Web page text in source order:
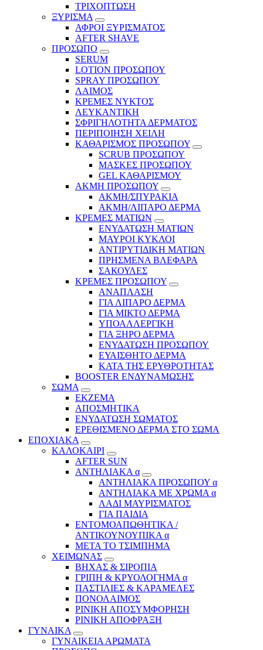
ΤΡΙΧΟΠΤΩΣΗ
ΞΥΡΙΣΜΑ
ΑΦΡΟΙ ΞΥΡΙΣΜΑΤΟΣ
AFTER SHAVE
ΠΡΟΣΩΠΟ
SERUM
LOTION ΠΡΟΣΩΠΟΥ
SPRAY ΠΡΟΣΩΠΟΥ
ΛΑΙΜΟΣ
ΚΡΕΜΕΣ ΝΥΚΤΟΣ
ΛΕΥΚΑΝΤΙΚΗ
ΣΦΡΙΓΗΛΟΤΗΤΑ ΔΕΡΜΑΤΟΣ
ΠΕΡΙΠΟΙΗΣΗ ΧΕΙΛΗ
ΚΑΘΑΡΙΣΜΟΣ ΠΡΟΣΩΠΟΥ
SCRUB ΠΡΟΣΩΠΟΥ
ΜΑΣΚΕΣ ΠΡΟΣΩΠΟΥ
GEL ΚΑΘΑΡΙΣΜΟΥ
ΑΚΜΗ ΠΡΟΣΩΠΟΥ
ΑΚΜΗ/ΣΠΥΡΑΚΙΑ
ΑΚΜΗ/ΛΙΠΑΡΟ ΔΕΡΜΑ
ΚΡΕΜΕΣ ΜΑΤΙΩΝ
ΕΝΥΔΑΤΩΣΗ ΜΑΤΙΩΝ
ΜΑΥΡΟΙ ΚΥΚΛΟΙ
ΑΝΤΙΡΥΤΙΔΙΚΗ ΜΑΤΙΩΝ
ΠΡΗΣΜΕΝΑ ΒΛΕΦΑΡΑ
ΣΑΚΟΥΛΕΣ
ΚΡΕΜΕΣ ΠΡΟΣΩΠΟΥ
ΑΝΑΠΛΑΣΗ
ΓΙΑ ΛΙΠΑΡΟ ΔΕΡΜΑ
ΓΙΑ ΜΙΚΤΟ ΔΕΡΜΑ
ΥΠΟΑΛΛΕΡΓΙΚΗ
ΓΙΑ ΞΗΡΟ ΔΕΡΜΑ
ΕΝΥΔΑΤΩΣΗ ΠΡΟΣΩΠΟΥ
ΕΥΑΙΣΘΗΤΟ ΔΕΡΜΑ
ΚΑΤΑ ΤΗΣ ΕΡΥΘΡΟΤΗΤΑΣ
BOOSTER ΕΝΔΥΝΑΜΩΣΗΣ
ΣΩΜΑ
ΕΚΖΕΜΑ
ΑΠΟΣΜΗΤΙΚΑ
ΕΝΥΔΑΤΩΣΗ ΣΩΜΑΤΟΣ
ΕΡΕΘΙΣΜΕΝΟ ΔΕΡΜΑ ΣΤΟ ΣΩΜΑ
ΕΠΟΧΙΑΚΑ
ΚΑΛΟΚΑΙΡΙ
AFTER SUN
ΑΝΤΗΛΙΑΚΑ α
ΑΝΤΗΛΙΑΚΑ ΠΡΟΣΩΠΟΥ α
ΑΝΤΗΛΙΑΚΑ ΜΕ ΧΡΩΜΑ α
ΛΑΔΙ ΜΑΥΡΙΣΜΑΤΟΣ
ΓΙΑ ΠΑΙΔΙΑ
ΕΝΤΟΜΟΑΠΩΘΗΤΙΚΑ /
ΑΝΤΙΚΟΥΝΟΥΠΙΚΑ α
ΜΕΤΑ ΤΟ ΤΣΙΜΠΗΜΑ
ΧΕΙΜΩΝΑΣ
ΒΗΧΑΣ & ΣΙΡΟΠΙΑ
ΓΡΙΠΗ & ΚΡΥΟΛΟΓΗΜΑ α
ΠΑΣΤΙΛΙΕΣ & ΚΑΡΑΜΕΛΕΣ
ΠΟΝΟΛΑΙΜΟΣ
ΡΙΝΙΚΗ ΑΠΟΣΥΜΦΟΡΗΣΗ
ΡΙΝΙΚΗ ΑΠΟΦΡΑΞΗ
ΓΥΝΑΙΚΑ
ΓΥΝΑΙΚΕΙΑ ΑΡΩΜΑΤΑ